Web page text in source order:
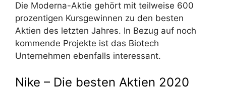
Die Moderna-Aktie gehört mit teilweise 600
prozentigen Kursgewinnen zu den besten
Aktien des letzten Jahres. In Bezug auf noch
kommende Projekte ist das Biotech
Unternehmen ebenfalls interessant.
Nike – Die besten Aktien 2020